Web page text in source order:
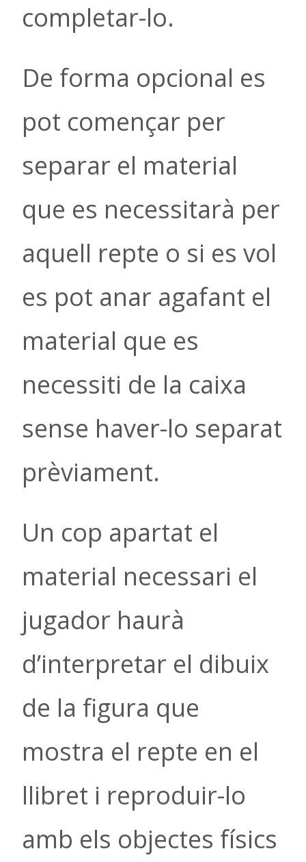
completar-lo.
De forma opcional es
pot començar per
separar el material
que es necessitarà per
aquell repte o si es vol
es pot anar agafant el
material que es
necessiti de la caixa
sense haver-lo separat
prèviament.
Un cop apartat el
material necessari el
jugador haurà
d’interpretar el dibuix
de la figura que
mostra el repte en el
llibret i reproduir-lo
amb els objectes físics